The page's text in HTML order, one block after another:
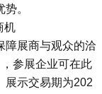
。
机
障展商与观众的洽
参展企业可在此
展示交易期为202